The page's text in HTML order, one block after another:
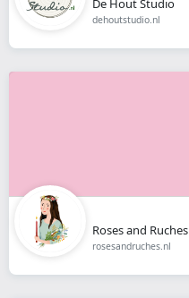
De Hout Studio
dehoutstudio.nl
Roses and Ruches
rosesandruches.nl